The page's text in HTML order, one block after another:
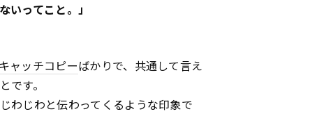
いってこと。」
キャッチコピーばかりで、共通して言え
です。
わじわと伝わってくるような印象で